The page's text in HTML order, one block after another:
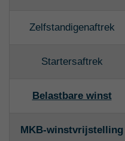
Zelfstandigenaftrek
Startersaftrek
Belastbare winst
MKB-winstvrijstelling